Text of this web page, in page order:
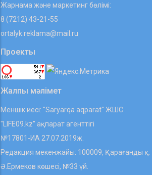
Жарнама және маркетинг бөлімі:
8 (7212) 43-21-55
ortalyk.reklama@mail.ru
Проекты
Жалпы мәлімет
Меншік иесі: "Saryarqa aqparat" ЖШС
"LIFE09.kz" ақпарат агенттігі
№17801-ИА 27.07.2019ж.
Редакция мекенжайы: 100009, Қарағанды қ.
Ә.Ермеков көшесі, №33 үй.